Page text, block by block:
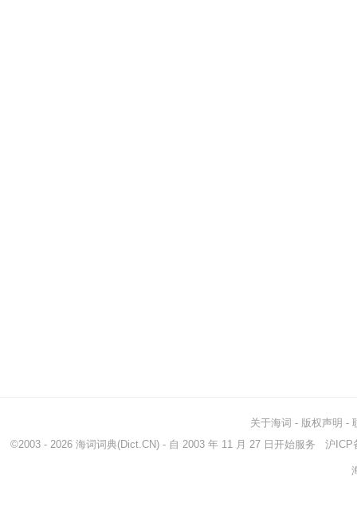
关于海词 - 版权声明 -
©2003 - 2026 海词词典(Dict.CN) - 自 2003 年 11 月 27 日开始服务 沪ICP